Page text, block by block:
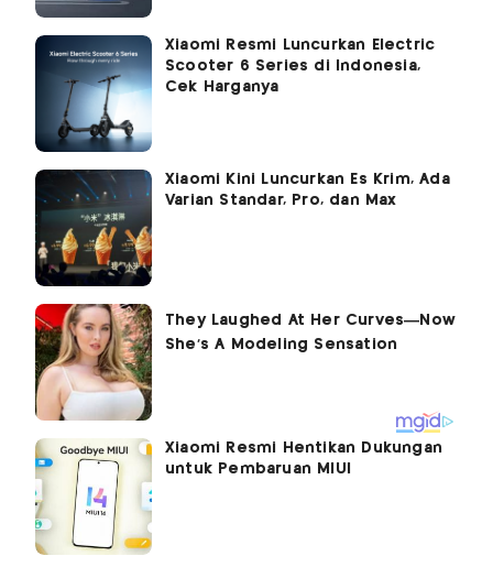
Xiaomi Resmi Luncurkan Electric
Scooter 6 Series di Indonesia,
Cek Harganya
Xiaomi Kini Luncurkan Es Krim, Ada
Varian Standar, Pro, dan Max
Xiaomi Resmi Hentikan Dukungan
untuk Pembaruan MIUI